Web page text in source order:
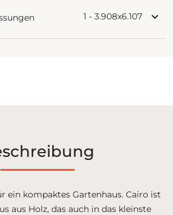
1 - 3.908x6.107
ein kompaktes Gartenhaus. Cairo ist
aus Holz, das auch in das kleinste